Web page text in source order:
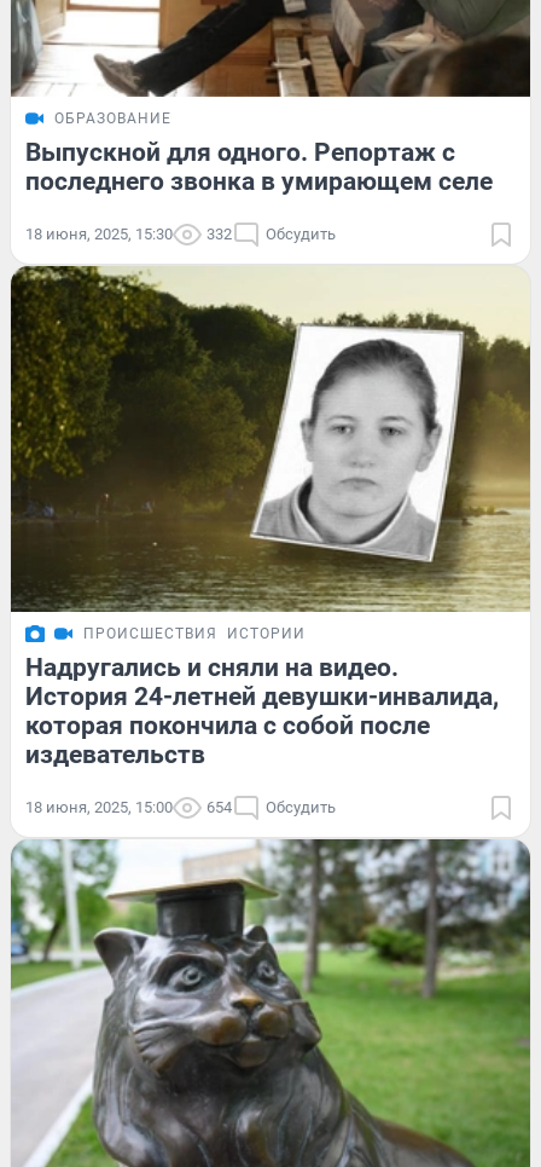
ОБРАЗОВАНИЕ
Выпускной для одного. Репортаж с
последнего звонка в умирающем селе
18 июня, 2025, 15:30 332 Обсудить
ПРОИСШЕСТВИЯ ИСТОРИИ
Надругались и сняли на видео.
История 24-летней девушки-инвалида,
которая покончила с собой после
издевательств
18 июня, 2025, 15:00 654 Обсудить